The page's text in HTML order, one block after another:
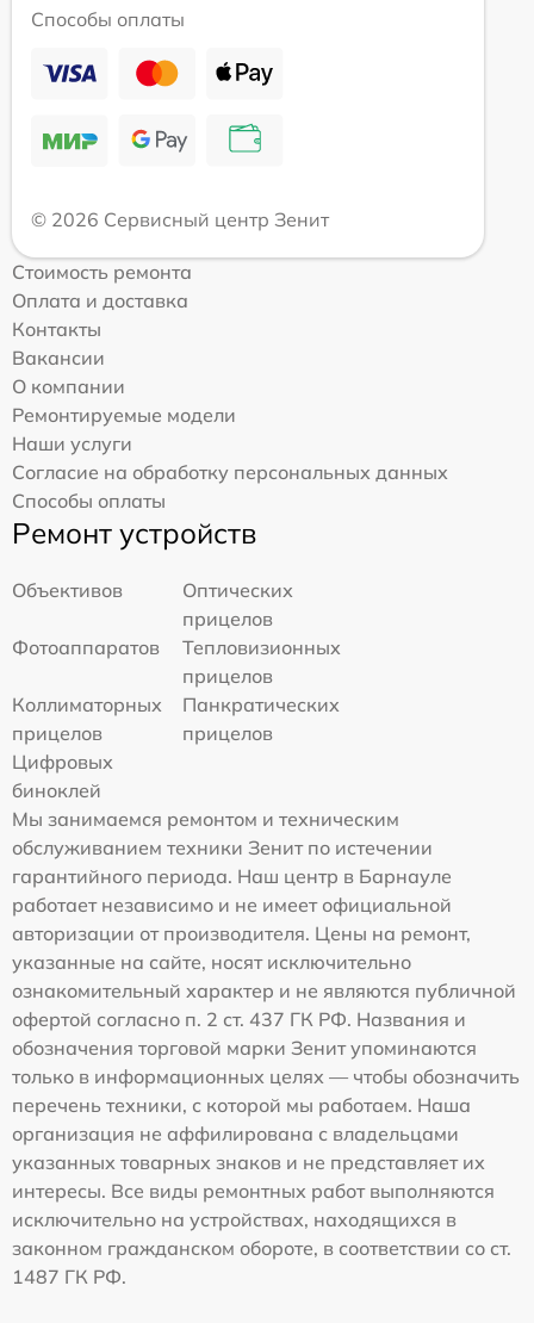
Способы оплаты
© 2026 Сервисный центр Зенит
Стоимость ремонта
Оплата и доставка
Контакты
Вакансии
О компании
Ремонтируемые модели
Наши услуги
Согласие на обработку персональных данных
Способы оплаты
Ремонт устройств
Объективов
Оптических
прицелов
Фотоаппаратов
Тепловизионных
прицелов
Коллиматорных
прицелов
Панкратических
прицелов
Цифровых
биноклей
Мы занимаемся ремонтом и техническим
обслуживанием техники Зенит по истечении
гарантийного периода. Наш центр в Барнауле
работает независимо и не имеет официальной
авторизации от производителя. Цены на ремонт,
указанные на сайте, носят исключительно
ознакомительный характер и не являются публичной
офертой согласно п. 2 ст. 437 ГК РФ. Названия и
обозначения торговой марки Зенит упоминаются
только в информационных целях — чтобы обозначить
перечень техники, с которой мы работаем. Наша
организация не аффилирована с владельцами
указанных товарных знаков и не представляет их
интересы. Все виды ремонтных работ выполняются
исключительно на устройствах, находящихся в
законном гражданском обороте, в соответствии со ст.
1487 ГК РФ.